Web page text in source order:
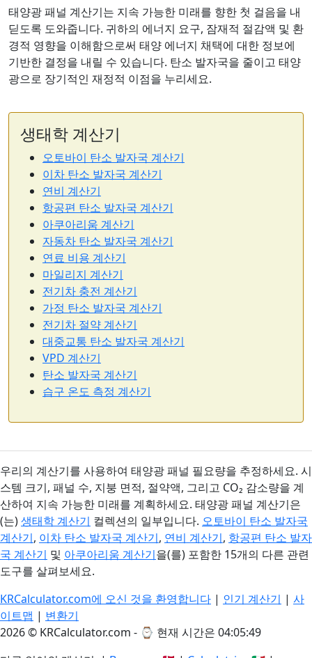
태양광 패널 계산기는 지속 가능한 미래를 향한 첫 걸음을 내
딛도록 도와줍니다. 귀하의 에너지 요구, 잠재적 절감액 및 환
경적 영향을 이해함으로써 태양 에너지 채택에 대한 정보에
기반한 결정을 내릴 수 있습니다. 탄소 발자국을 줄이고 태양
광으로 장기적인 재정적 이점을 누리세요.
생태학 계산기
오토바이 탄소 발자국 계산기
이차 탄소 발자국 계산기
연비 계산기
항공편 탄소 발자국 계산기
아쿠아리움 계산기
자동차 탄소 발자국 계산기
연료 비용 계산기
마일리지 계산기
전기차 충전 계산기
가정 탄소 발자국 계산기
전기차 절약 계산기
대중교통 탄소 발자국 계산기
VPD 계산기
탄소 발자국 계산기
습구 온도 측정 계산기
우리의 계산기를 사용하여 태양광 패널 필요량을 추정하세요. 시
스템 크기, 패널 수, 지붕 면적, 절약액, 그리고 CO₂ 감소량을 계
산하여 지속 가능한 미래를 계획하세요. 태양광 패널 계산기은
(는)생태학 계산기 컬렉션의 일부입니다. 오토바이 탄소 발자국
계산기, 이차 탄소 발자국 계산기, 연비 계산기, 항공편 탄소 발자
국 계산기 및 아쿠아리움 계산기을(를) 포함한 15개의 다른 관련
도구를 살펴보세요.
KRCalculator.com에 오신 것을 환영합니다 | 인기 계산기 | 사
이트맵 | 변환기
2026 © KRCalculator.com - ⌚ 현재 시간은 04:05:49